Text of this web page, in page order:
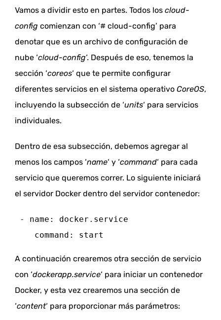
Vamos a dividir esto en partes. Todos los cloud-
config comienzan con ‘# cloud-config’ para
denotar que es un archivo de configuración de
nube ‘cloud-config‘. Después de eso, tenemos la
sección ‘coreos‘ que te permite configurar
diferentes servicios en el sistema operativo CoreOS,
incluyendo la subsección de ‘units‘ para servicios
individuales.
Dentro de esa subsección, debemos agregar al
menos los campos ‘name‘ y ‘command‘ para cada
servicio que queremos correr. Lo siguiente iniciará
el servidor Docker dentro del servidor contenedor:
- name: docker.service
command: start
A continuación crearemos otra sección de servicio
con ‘dockerapp.service‘ para iniciar un contenedor
Docker, y esta vez crearemos una sección de
‘content‘ para proporcionar más parámetros: